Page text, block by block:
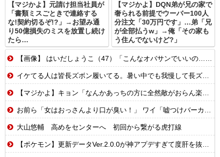
【マジかよ】元請け担当社員が
「書類ミスごときで連絡する
な!契約切るぞ!?」→お望み通
り50億損失のミスを放置し続け
たら…
【マジかよ】DQN弟が兄の家で
奢られる前提でウーバー100人
分注文「30万円です」…弟「兄
が全部払うw」→俺「その家も
う住んでないけど?」
【画像】 はいだしょうこ（47）「こんなオバサンでいいの…？」
イケてる人は皆長ズボン履いてる。暑い中でも我慢して長ズボン履いてる。半ズボンはモテ無い。厳しいって
【マジかよ】キョン「なんかあっちの方に全然敵がおらん楽園あるらしいで!」
お前ら「女はおっさんより口が臭い！」 ワイ「嘘つけバーカｗ」⇒w
大山悠輔 高めをセンターへ 初回から繋がる虎打線
【ポケモン】更新データVer.2.0.0が神アプデすぎて度肝を抜かれるトレーナーたちの反応集